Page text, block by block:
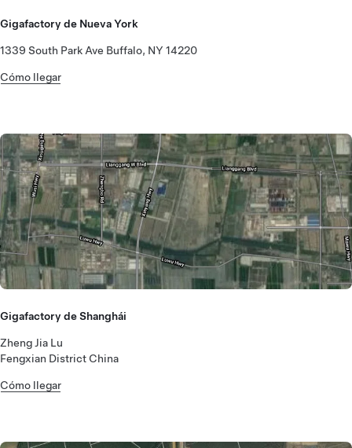
Gigafactory de Nueva York
1339 South Park Ave Buffalo, NY 14220
Cómo llegar
Gigafactory de Shanghái
Zheng Jia Lu
Fengxian District China
Cómo llegar